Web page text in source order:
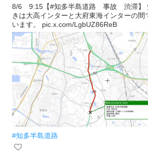
8/6 9:15【#知多半島道路 事故 渋滞】
きは大高インターと大府東海インターの間
います。 pic.x.com/LgbUZ86ReB
#知多半島道路